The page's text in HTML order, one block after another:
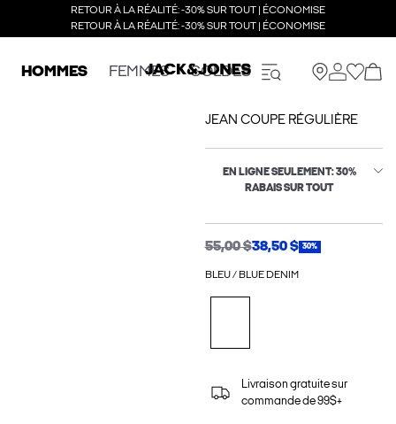
RETOUR À LA RÉALITÉ: -30% SUR TOUT | ÉCONOMISE
RETOUR À LA RÉALITÉ: -30% SUR TOUT | ÉCONOMISE
HOMMES FEMMES SOLDES
JEAN COUPE RÉGULIÈRE
EN LIGNE SEULEMENT: 30%
RABAIS SUR TOUT
55,00 $38,50 $ 30%
BLEU / BLUE DENIM
Livraison gratuite sur
commande de 99$+